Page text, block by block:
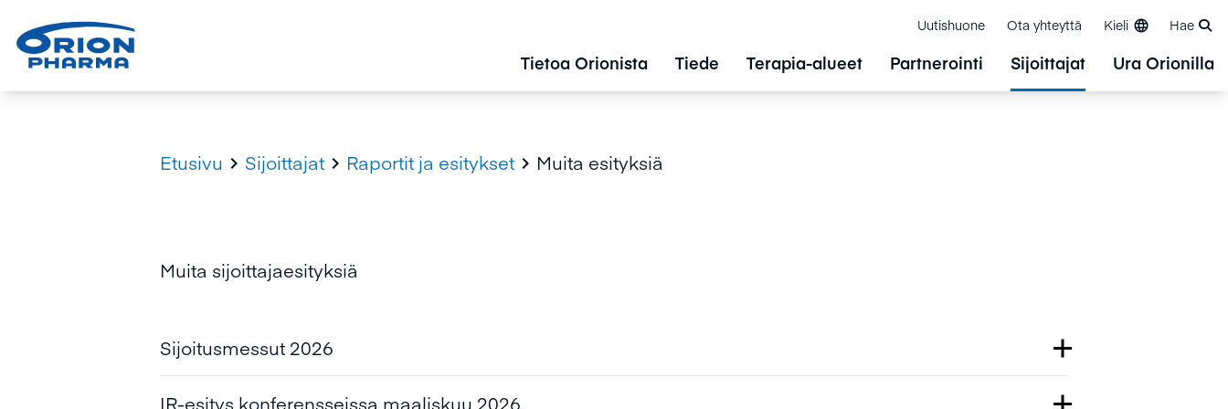
Uutishuone Ota yhteyttä Kieli Hae
Tietoa Orionista Tiede Terapia-alueet Partnerointi Sijoittajat Ura Orionilla
Etusivu  Sijoittajat  Raportit ja esitykset  Muita esityksiä
Muita sijoittajaesityksiä
Sijoitusmessut 2026
IR-esitys konferensseissa maaliskuu 2026